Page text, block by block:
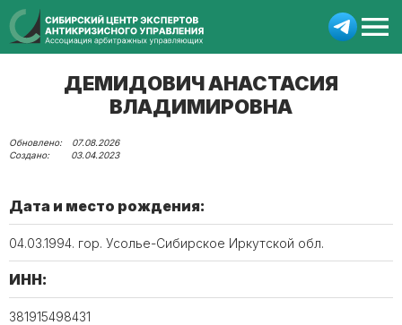
ДЕМИДОВИЧ АНАСТАСИЯ
ВЛАДИМИРОВНА
07.08.2026
03.04.2023
Дата и место рождения:
04.03.1994. гор. Усолье-Сибирское Иркутской обл.
ИНН:
381915498431